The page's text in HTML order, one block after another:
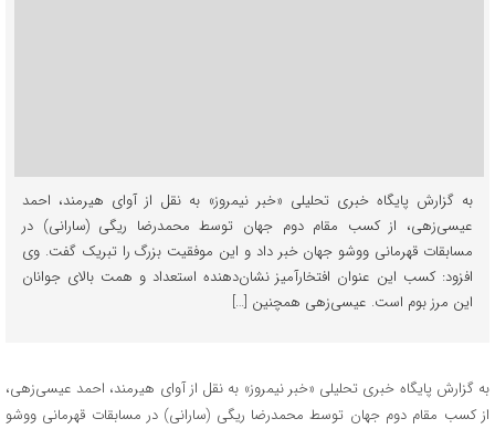
به گزارش پایگاه خبری تحلیلی «خبر نیمروز» به نقل از آوای هیرمند، احمد
عیسی‌زهی، از کسب مقام دوم جهان توسط محمدرضا ریگی (سارانی) در
مسابقات قهرمانی ووشو جهان خبر داد و این موفقیت بزرگ را تبریک گفت. وی
افزود: کسب این عنوان افتخارآمیز نشان‌دهنده استعداد و همت بالای جوانان
این مرز بوم است. عیسی‌زهی همچنین […]
به گزارش پایگاه خبری تحلیلی «خبر نیمروز» به نقل از آوای هیرمند، احمد عیسی‌زهی،
از کسب مقام دوم جهان توسط محمدرضا ریگی (سارانی) در مسابقات قهرمانی ووشو